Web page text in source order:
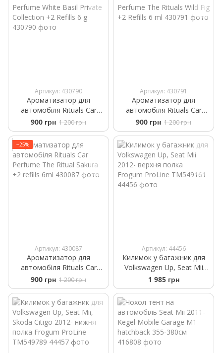
Артикул: 430790
Ароматизатор для
автомобіля Rituals ​Car
Perfume ​White Basil Private
Collection +2 Refills 6 g
900 грн 1 200 грн
Артикул: 430791
Ароматизатор для
автомобіля Rituals ​Car
Perfume The Rituals Wild Fig
+2 Refills 6 ml
900 грн 1 200 грн
−25%
Артикул: 430087
Ароматизатор для
автомобіля Rituals ​Car
Perfume The Ritual Sakura
+2 refills 6ml
900 грн 1 200 грн
Артикул: 44456
Килимок у багажник для
Volkswagen Up, Seat Mii
2012- верхня полка
Frogum ProLine TM549161
1 985 грн